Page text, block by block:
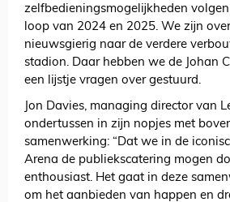
zelfbedieningsmogelijkheden
loop van 2024 en 2025. We zijn
nieuwsgierig naar de verdere
stadion. Daar hebben we de Johan
een lijstje vragen over gestuurd.
Jon Davies, managing director van
ondertussen in zijn nopjes met
samenwerking: “Dat we in de
Arena de publiekscatering mogen
enthousiast. Het gaat in deze
om het aanbieden van happen en